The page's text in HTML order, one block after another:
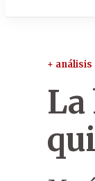
+ análisis
La